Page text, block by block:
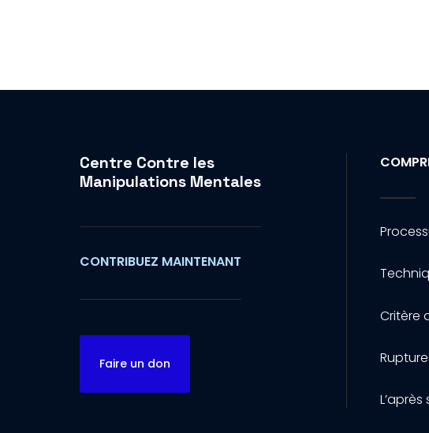
Centre Contre les
Manipulations Mentales
CONTRIBUEZ MAINTENANT
Faire un don
Critère